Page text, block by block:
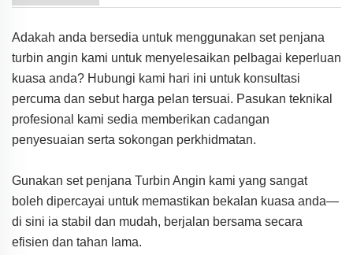
Adakah anda bersedia untuk menggunakan set penjana
turbin angin kami untuk menyelesaikan pelbagai keperluan
kuasa anda? Hubungi kami hari ini untuk konsultasi
percuma dan sebut harga pelan tersuai. Pasukan teknikal
profesional kami sedia memberikan cadangan
penyesuaian serta sokongan perkhidmatan.
Gunakan set penjana Turbin Angin kami yang sangat
boleh dipercayai untuk memastikan bekalan kuasa anda—
di sini ia stabil dan mudah, berjalan bersama secara
efisien dan tahan lama.